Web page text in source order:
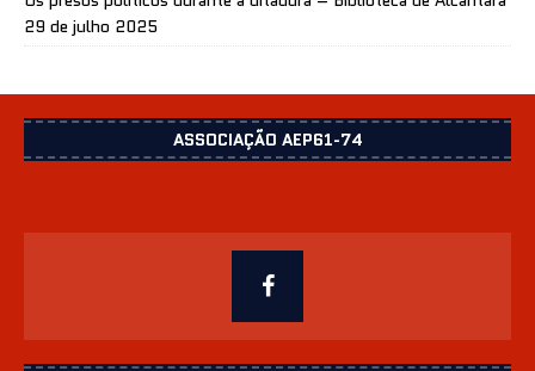
29 de julho 2025
ASSOCIAÇÃO AEP61-74